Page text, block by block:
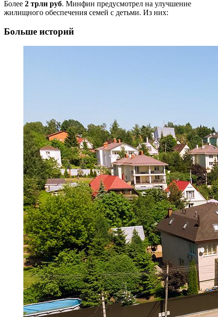
Более 2 трлн руб. Минфин предусмотрел на улучшение
жилищного обеспечения семей с детьми. Из них:
Больше историй